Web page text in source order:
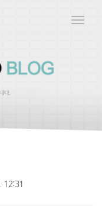
Toggle
12:31